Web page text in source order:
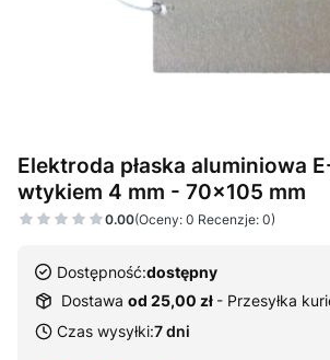
Elektroda płaska aluminiowa
wtykiem 4 mm - 70x105 mm
0.00(Oceny: 0 Recenzje: 0)
Dostępność:dostępny
Dostawa od 25,00 zł - Przesyłka
Czas wysyłki:7 dni